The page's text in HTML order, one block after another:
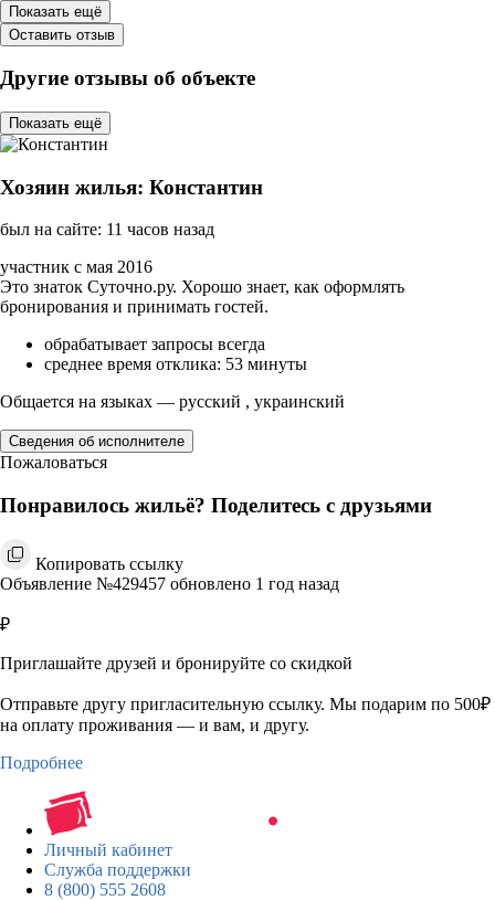
Показать ещё
Оставить отзыв
Другие отзывы об объекте
Показать ещё
Хозяин жилья: Константин
был на сайте: 11 часов назад
участник с мая 2016
Это знаток Суточно.ру. Хорошо знает, как оформлять
бронирования и принимать гостей.
обрабатывает запросы всегда
среднее время отклика: 53 минуты
Общается на языках — русский , украинский
Сведения об исполнителе
Пожаловаться
Понравилось жильё? Поделитесь с друзьями
Копировать ссылку
Объявление №429457 обновлено 1 год назад
₽
Приглашайте друзей и бронируйте со скидкой
Отправьте другу пригласительную ссылку. Мы подарим по 500₽
на оплату проживания — и вам, и другу.
Подробнее
Личный кабинет
Служба поддержки
8 (800) 555 2608